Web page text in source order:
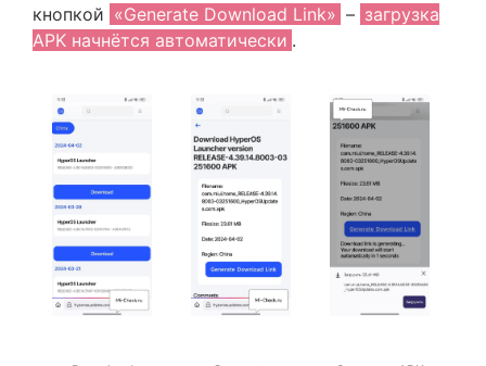
кнопкой «Generate Download Link» – загрузка
APK начнётся автоматически .